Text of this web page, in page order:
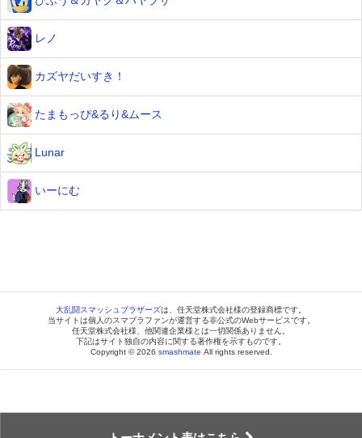
レノ
カズヤだいすき！
たまもっぴ&るり&ムース
Lunar
いーにむ
大乱闘スマッシュブラザーズは、任天堂株式会社様の登録商標です。
当サイトは個人のスマブラファンが運営する非公式のWebサービスです。
任天堂株式会社様、他関連企業様とは一切関係ありません。
下記はサイト独自の内容に関する著作権を示すものです。
Copyright © 2026 smashmate All rights reserved.